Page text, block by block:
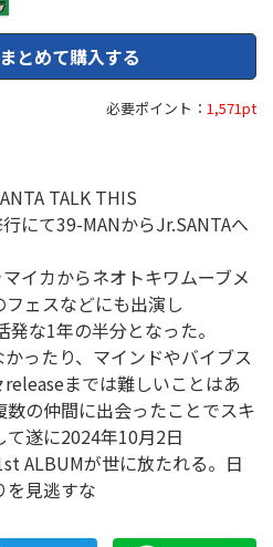
とめて購入する
必要ポイント： 1,571pt
TALK THIS
にて39-MANからJr.SANTAへ
イカからネオトキワムーブメ
ェスなどにも出演し
な1年の半分となった。
ったり、マインドやバイブス
までは難しいことはあ
の仲間に出会ったことでスキ
遂に2024年10月2日
ALBUMが世に放たれる。日
を見逃すな